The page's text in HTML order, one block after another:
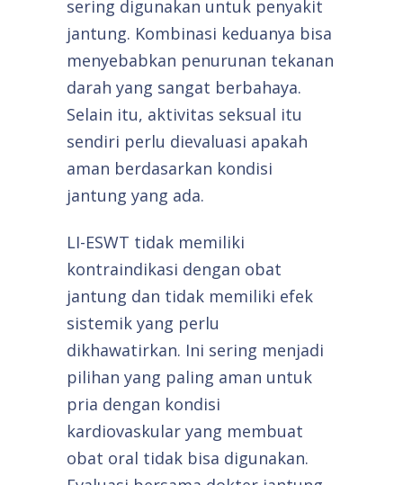
sering digunakan untuk penyakit
jantung. Kombinasi keduanya bisa
menyebabkan penurunan tekanan
darah yang sangat berbahaya.
Selain itu, aktivitas seksual itu
sendiri perlu dievaluasi apakah
aman berdasarkan kondisi
jantung yang ada.
LI-ESWT tidak memiliki
kontraindikasi dengan obat
jantung dan tidak memiliki efek
sistemik yang perlu
dikhawatirkan. Ini sering menjadi
pilihan yang paling aman untuk
pria dengan kondisi
kardiovaskular yang membuat
obat oral tidak bisa digunakan.